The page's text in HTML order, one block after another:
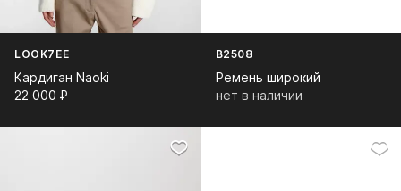
LOOK7EE
Кардиган Naoki
22 000⁠ ⁠₽
B2508
Ремень широкий
нет в наличии